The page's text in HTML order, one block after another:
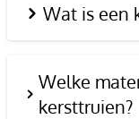
Wat is een
Welke
kersttruien?